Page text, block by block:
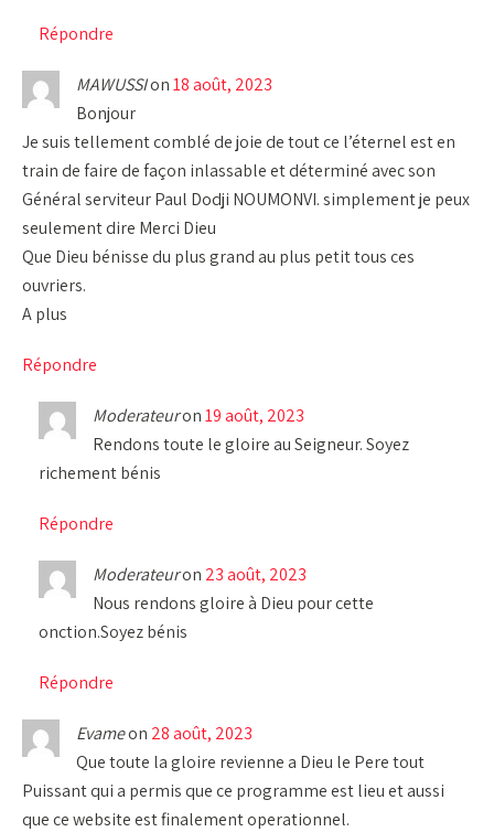
Répondre
MAWUSSIon18 août, 2023
Bonjour
Je suis tellement comblé de joie de tout ce l’éternel est en
train de faire de façon inlassable et déterminé avec son
Général serviteur Paul Dodji NOUMONVI. simplement je peux
seulement dire Merci Dieu
Que Dieu bénisse du plus grand au plus petit tous ces
ouvriers.
A plus
Répondre
Moderateuron19 août, 2023
Rendons toute le gloire au Seigneur. Soyez
richement bénis
Répondre
Moderateuron 23 août, 2023
Nous rendons gloire à Dieu pour cette
onction.Soyez bénis
Répondre
Evameon 28 août, 2023
Que toute la gloire revienne a Dieu le Pere tout
Puissant qui a permis que ce programme est lieu et aussi
que ce website est finalement operationnel.